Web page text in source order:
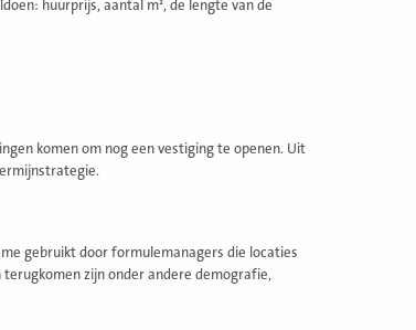
huurprijs, aantal m², de lengte van de
komen om nog een vestiging te openen. Uit
gebruikt door formulemanagers die locaties
zijn onder andere demografie,